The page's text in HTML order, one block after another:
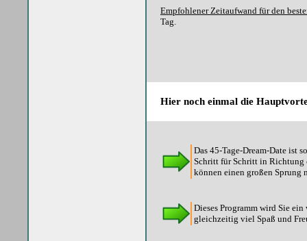
Empfohlener Zeitaufwand für den
Tag.
Hier noch einmal die
Das 45-Tage-Dream-Date ist
Schritt für Schritt in Richtung
können einen großen Sprung
Dieses Programm wird Sie
gleichzeitig viel Spaß und